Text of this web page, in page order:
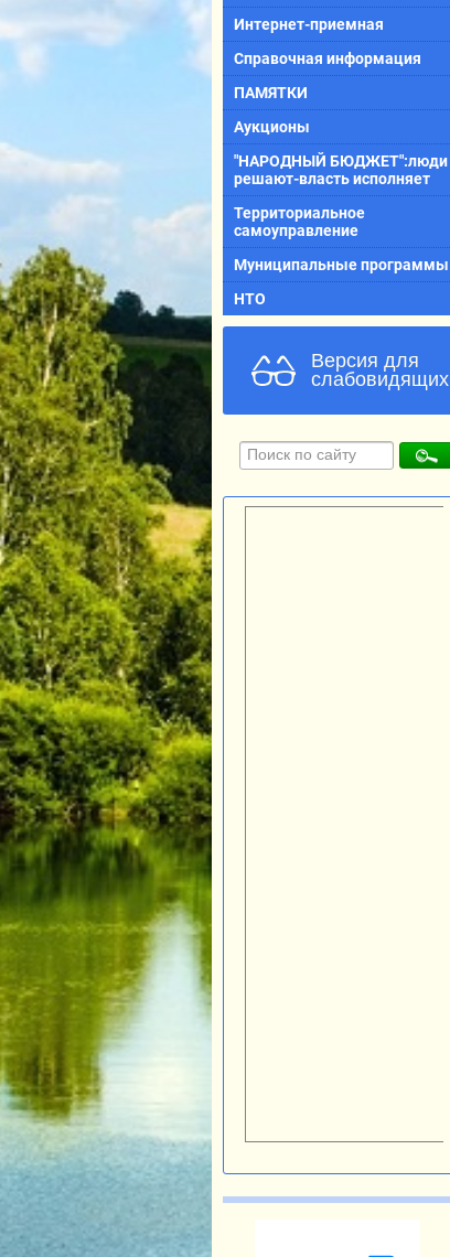
Интернет-приемная
Справочная информация
ПАМЯТКИ
Аукционы
"НАРОДНЫЙ БЮДЖЕТ":люди
решают-власть исполняет
Территориальное
самоуправление
Муниципальные программы
НТО
Версия для
слабовидящих